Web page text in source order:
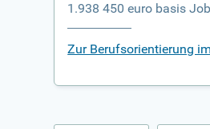
1.938 450 euro basis
Zur Berufsorientierung